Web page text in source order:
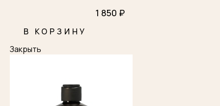
1 850 ₽
В КОРЗИНУ
Закрыть